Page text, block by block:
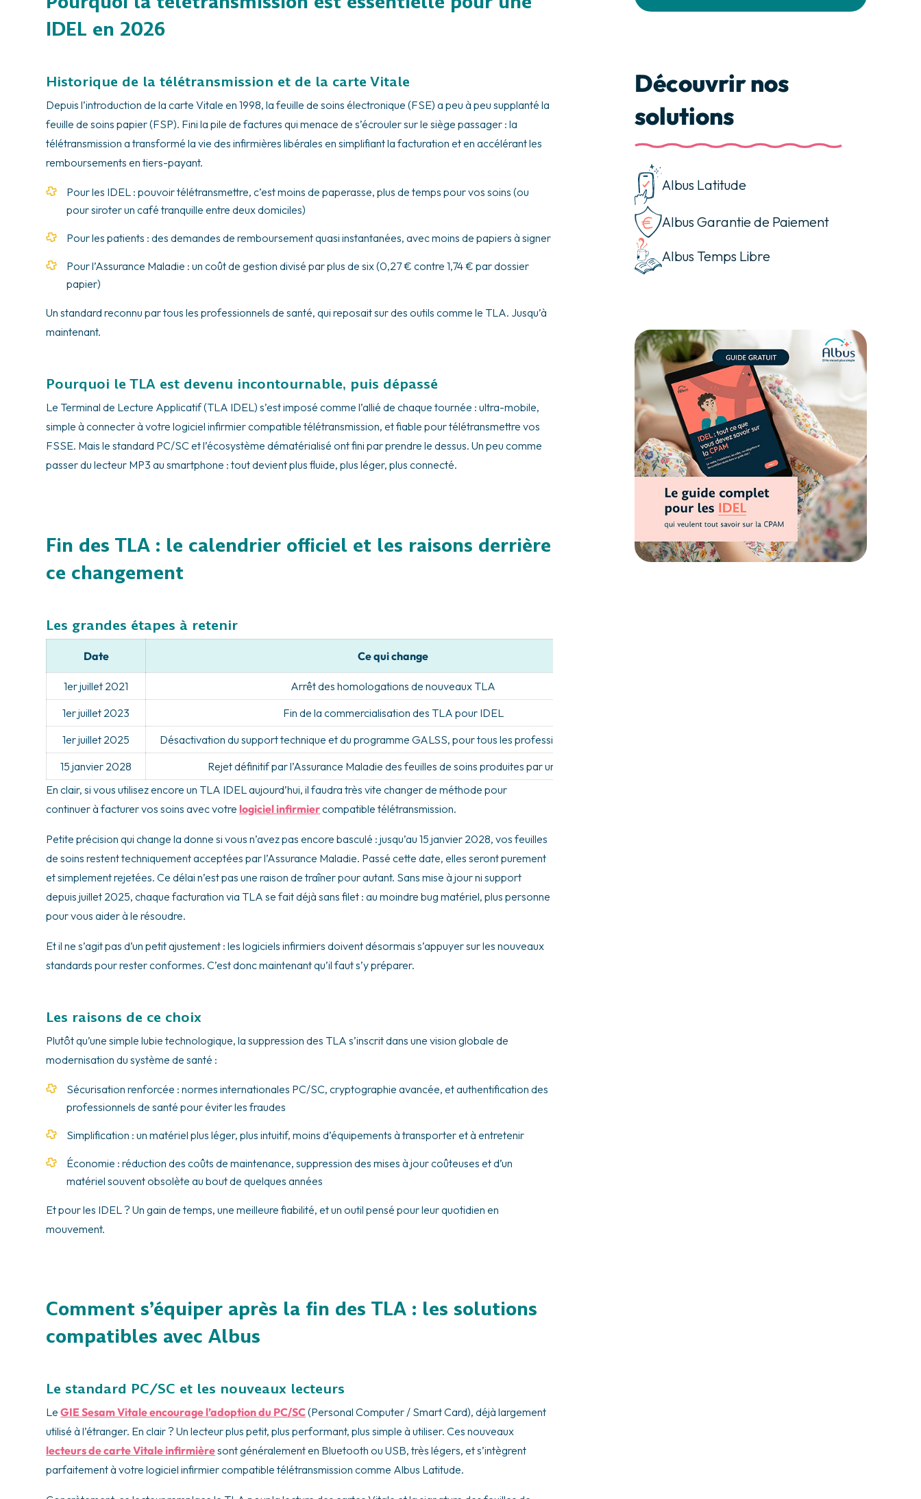
IDEL en 2026
Historique de la télétransmission et de la carte Vitale
Depuis l’introduction de la carte Vitale en 1998, la feuille de soins électronique (FSE) a peu à peu supplanté la
feuille de soins papier (FSP). Fini la pile de factures qui menace de s’écrouler sur le siège passager : la
télétransmission a transformé la vie des infirmières libérales en simplifiant la facturation et en accélérant les
remboursements en tiers-payant.
Pour les IDEL : pouvoir télétransmettre, c’est moins de paperasse, plus de temps pour vos soins (ou
pour siroter un café tranquille entre deux domiciles)
Pour les patients : des demandes de remboursement quasi instantanées, avec moins de papiers à signer
Pour l’Assurance Maladie : un coût de gestion divisé par plus de six (0,27 € contre 1,74 € par dossier
papier)
Un standard reconnu par tous les professionnels de santé, qui reposait sur des outils comme le TLA. Jusqu’à
maintenant.
Pourquoi le TLA est devenu incontournable, puis dépassé
Le Terminal de Lecture Applicatif (TLA IDEL) s’est imposé comme l’allié de chaque tournée : ultra-mobile,
simple à connecter à votre logiciel infirmier compatible télétransmission, et fiable pour télétransmettre vos
FSSE. Mais le standard PC/SC et l’écosystème dématérialisé ont fini par prendre le dessus. Un peu comme
passer du lecteur MP3 au smartphone : tout devient plus fluide, plus léger, plus connecté.
Fin des TLA : le calendrier officiel et les raisons derrière
ce changement
Les grandes étapes à retenir
Date Ce qui change
1er juillet 2021
Arrêt des homologations de nouveaux TLA
1er juillet 2023
Fin de la commercialisation des TLA pour IDEL
1er juillet 2025
Désactivation du support technique et du programme GALSS, pour tous les professionnels de santé
15 janvier 2028
Rejet définitif par l’Assurance Maladie des feuilles de soins produites par un TLA
En clair, si vous utilisez encore un TLA IDEL aujourd’hui, il faudra très vite changer de méthode pour
continuer à facturer vos soins avec votre logiciel infirmiercompatible télétransmission.
Petite précision qui change la donne si vous n’avez pas encore basculé : jusqu’au 15 janvier 2028, vos feuilles
de soins restent techniquement acceptées par l’Assurance Maladie. Passé cette date, elles seront purement
et simplement rejetées. Ce délai n’est pas une raison de traîner pour autant. Sans mise à jour ni support
depuis juillet 2025, chaque facturation via TLA se fait déjà sans filet : au moindre bug matériel, plus personne
pour vous aider à le résoudre.
Et il ne s’agit pas d’un petit ajustement : les logiciels infirmiers doivent désormais s’appuyer sur les nouveaux
standards pour rester conformes. C’est donc maintenant qu’il faut s’y préparer.
Les raisons de ce choix
Plutôt qu’une simple lubie technologique, la suppression des TLA s’inscrit dans une vision globale de
modernisation du système de santé :
Sécurisation renforcée : normes internationales PC/SC, cryptographie avancée, et authentification des
professionnels de santé pour éviter les fraudes
Simplification : un matériel plus léger, plus intuitif, moins d’équipements à transporter et à entretenir
Économie : réduction des coûts de maintenance, suppression des mises à jour coûteuses et d’un
matériel souvent obsolète au bout de quelques années
Et pour les IDEL ? Un gain de temps, une meilleure fiabilité, et un outil pensé pour leur quotidien en
mouvement.
Comment s’équiper après la fin des TLA : les solutions
compatibles avec Albus
Le standard PC/SC et les nouveaux lecteurs
LeGIE Sesam Vitale encourage l’adoption du PC/SC(Personal Computer / Smart Card), déjà largement
utilisé à l’étranger. En clair ? Un lecteur plus petit, plus performant, plus simple à utiliser. Ces nouveaux
lecteurs de carte Vitale infirmièresont généralement en Bluetooth ou USB, très légers, et s’intègrent
parfaitement à votre logiciel infirmier compatible télétransmission comme Albus Latitude.
Découvrir nos
solutions
Albus Latitude
Albus Garantie de Paiement
Albus Temps Libre